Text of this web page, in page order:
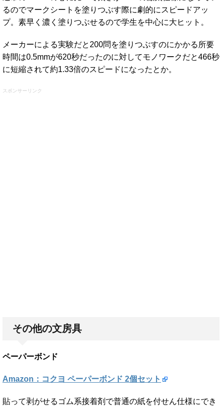
るのでマークシートを塗りつぶす際に劇的にスピードアッ
プ。素早く濃く塗りつぶせるので学生を中心に大ヒット。
メーカーによる実験だと200問を塗りつぶすのにかかる所要
時間は0.5mmが620秒だったのに対してモノワークだと466秒
に短縮されて約1.33倍のスピードになったとか。
スポンサーリンク
その他の文房具
ペーパーボンド
Amazon：コクヨ ペーパーボンド 2個セット
貼って剥がせるゴム系接着剤で普通の紙を付せん仕様にでき